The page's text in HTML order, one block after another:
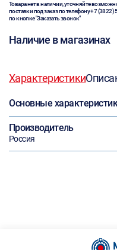
Товара нет в наличии, уточняйте
поставки под заказ по телефону+7 (3822)
по кнопке "Заказать звонок"
Наличие в магазинах
Характеристики
Основные
Производитель
Россия